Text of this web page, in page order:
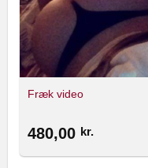
Fræk video
480,00 kr.